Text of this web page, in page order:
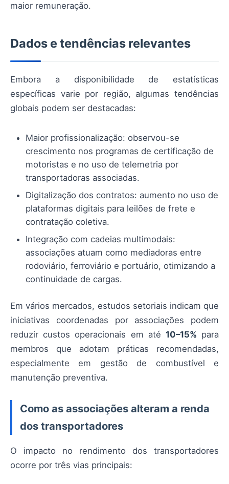
maior remuneração.
Dados e tendências relevantes
Embora a disponibilidade de estatísticas
específicas varie por região, algumas tendências
globais podem ser destacadas:
Maior profissionalização: observou-se
crescimento nos programas de certificação de
motoristas e no uso de telemetria por
transportadoras associadas.
Digitalização dos contratos: aumento no uso de
plataformas digitais para leilões de frete e
contratação coletiva.
Integração com cadeias multimodais:
associações atuam como mediadoras entre
rodoviário, ferroviário e portuário, otimizando a
continuidade de cargas.
Em vários mercados, estudos setoriais indicam que
iniciativas coordenadas por associações podem
reduzir custos operacionais em até 10–15% para
membros que adotam práticas recomendadas,
especialmente em gestão de combustível e
manutenção preventiva.
Como as associações alteram a renda
dos transportadores
O impacto no rendimento dos transportadores
ocorre por três vias principais: